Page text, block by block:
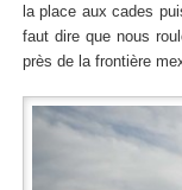
la place aux cades
faut dire que nous
près de la frontière